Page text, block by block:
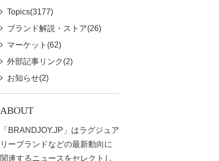
Topics(3177)
ブランド解説・ストア(26)
マーケット(62)
外部記事リンク(2)
お知らせ(2)
ABOUT
「BRANDJOY.JP」はラグジュア
リーブランドなどの最新動向に
関連するニュースをセレクトし